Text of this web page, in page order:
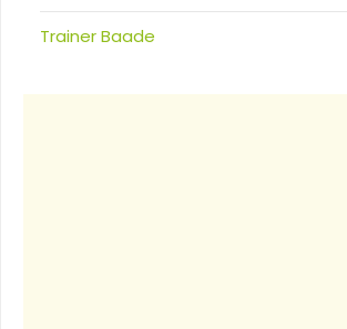
Trainer Baade